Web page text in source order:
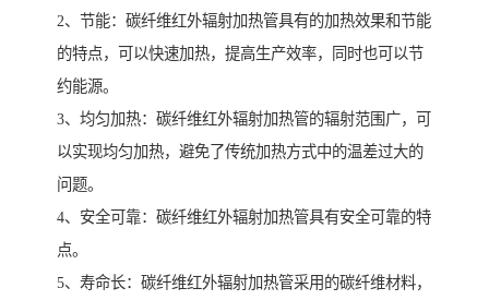
2、节能：碳纤维红外辐射加热管具有的加热效果和节能
的特点，可以快速加热，提高生产效率，同时也可以节
约能源。
3、均匀加热：碳纤维红外辐射加热管的辐射范围广，可
以实现均匀加热，避免了传统加热方式中的温差过大的
问题。
4、安全可靠：碳纤维红外辐射加热管具有安全可靠的特
点。
5、寿命长：碳纤维红外辐射加热管采用的碳纤维材料，